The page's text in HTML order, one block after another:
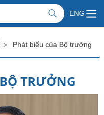
ENG
> Phát biểu của Bộ trưởng
TRƯỞNG